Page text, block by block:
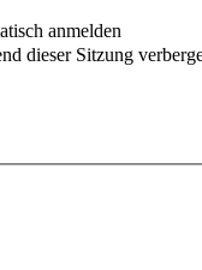
anmelden
dieser Sitzung